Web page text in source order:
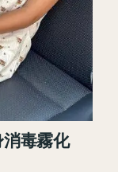
消毒霧化